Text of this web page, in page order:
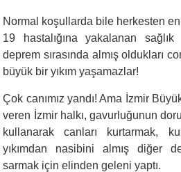
Normal koşullarda bile herkesten
19 hastalığına yakalanan
deprem sırasında almış oldukları
büyük bir yıkım yaşamazlar!
Çok canımız yandı! Ama İzmir
veren İzmir halkı, gavurluğunun
kullanarak canları kurtarmak,
yıkımdan nasibini almış diğer
sarmak için elinden geleni yaptı.